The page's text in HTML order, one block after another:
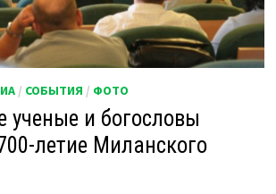
/ СОБЫТИЯ / ФОТО
ученые и богословы
летие Миланского